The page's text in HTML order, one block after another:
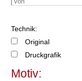
Technik:
Original
Druckgrafik
Motiv: